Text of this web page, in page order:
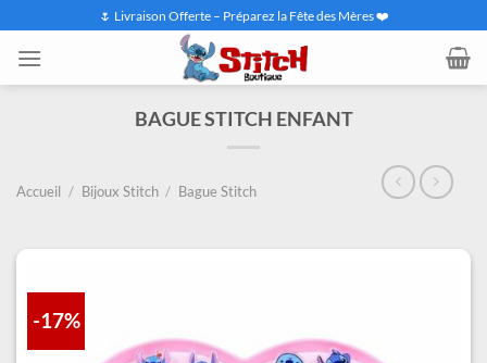
contenu
🌷 Livraison Offerte – Préparez la Fête des Mères ❤️
BAGUE STITCH ENFANT
Accueil / Bijoux Stitch / Bague Stitch
-17%